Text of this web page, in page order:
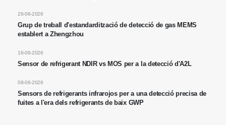
Grup de treball d'estandardització de detecció de gas MEMS
establert a Zhengzhou
26-06-2026
Sensor de refrigerant NDIR vs MOS per a la detecció d'A2L
16-06-2026
Sensors de refrigerants infrarojos per a una detecció precisa de
fuites a l'era dels refrigerants de baix GWP
09-06-2026
Wechat Whatsapp
Productes calents
R290 Sensor